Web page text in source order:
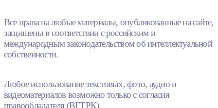
Все права на любые материалы, опубликованные на сайте,
защищены в соответствии с российским и
международным законодательством об интеллектуальной
собственности.
Любое использование текстовых, фото, аудио и
видеоматериалов возможно только с согласия
правообладателя (ВГТРК).